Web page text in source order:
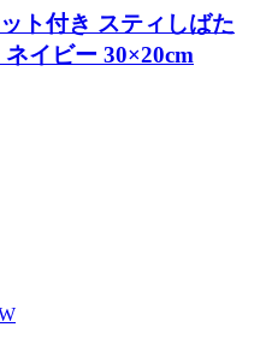
ト付き スティしばた
イビー 30×20cm